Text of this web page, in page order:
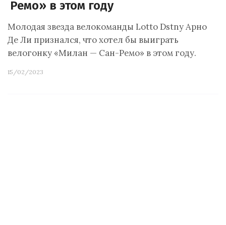
Ремо» в этом году
Молодая звезда велокоманды Lotto Dstny Арно
Де Ли признался, что хотел бы выиграть
велогонку «Милан — Сан-Ремо» в этом году.
15/02/2023